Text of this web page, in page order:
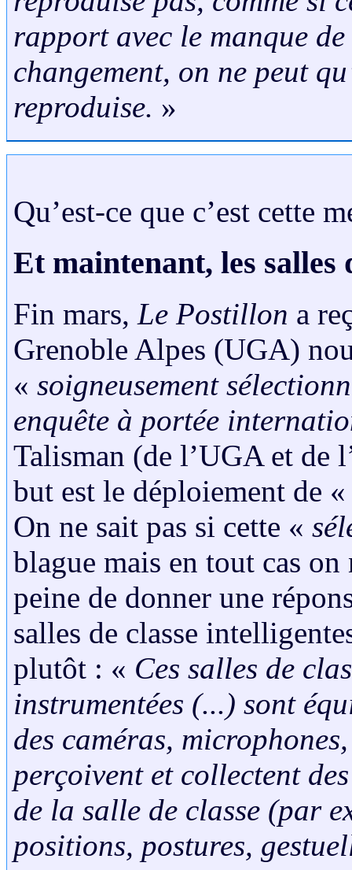
rapport avec le manque
changement, on ne peut
reproduise. »
Qu’est-ce que c’est cette
Et maintenant, les salles
Fin mars, Le Postillon a
Grenoble Alpes (UGA)
« soigneusement
enquête à portée
Talisman (de l’UGA et de
but est le déploiement de
On ne sait pas si cette «
blague mais en tout cas on
peine de donner une
salles de classe
plutôt : « Ces salles de
instrumentées (...) sont
des caméras,
perçoivent et collectent
de la salle de classe (par
positions, postures,